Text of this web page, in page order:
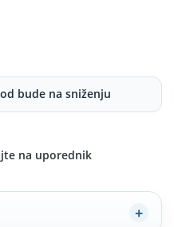
bude na sniženju
na uporednik